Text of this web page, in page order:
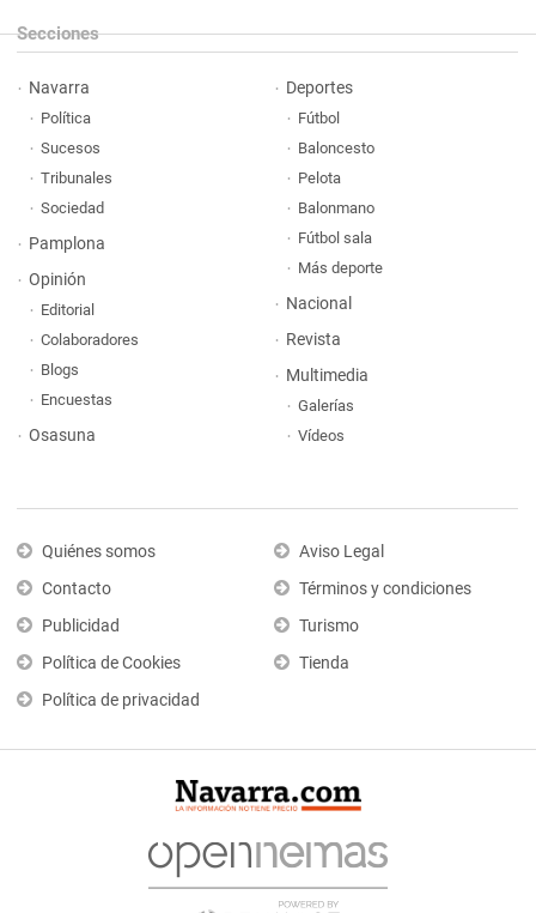
Secciones
Navarra
Política
Sucesos
Tribunales
Sociedad
Pamplona
Opinión
Editorial
Colaboradores
Blogs
Encuestas
Osasuna
Deportes
Fútbol
Baloncesto
Pelota
Balonmano
Fútbol sala
Más deporte
Nacional
Revista
Multimedia
Galerías
Vídeos
Quiénes somos
Contacto
Publicidad
Política de Cookies
Política de privacidad
Aviso Legal
Términos y condiciones
Turismo
Tienda